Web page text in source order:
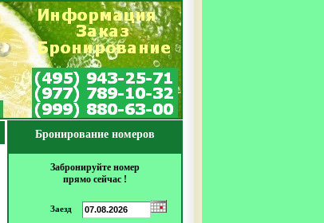
Бронирование номеров
Забронируйте номер
прямо сейчас !
Заезд